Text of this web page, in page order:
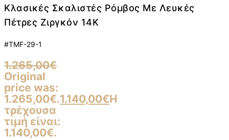
Κλασικές Σκαλιστές Ρόμβος Με Λευκές
Πέτρες Ζιργκόν 14K
#TMF-29-1
1.265,00€
Original
price was:
1.265,00€.1.140,00€Η
τρέχουσα
τιμή είναι:
1.140,00€.